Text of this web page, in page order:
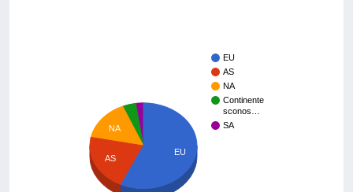
EU
AS
NA
Continente
sconos…
SA
NA
AS
EU